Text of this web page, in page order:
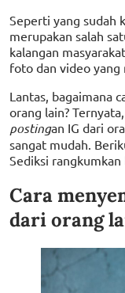
Seperti yang sudah
merupakan salah
kalangan
foto dan video yang
Lantas, bagaimana
orang lain?
postingan IG dari
sangat mudah.
Sediksi
Cara
dari orang